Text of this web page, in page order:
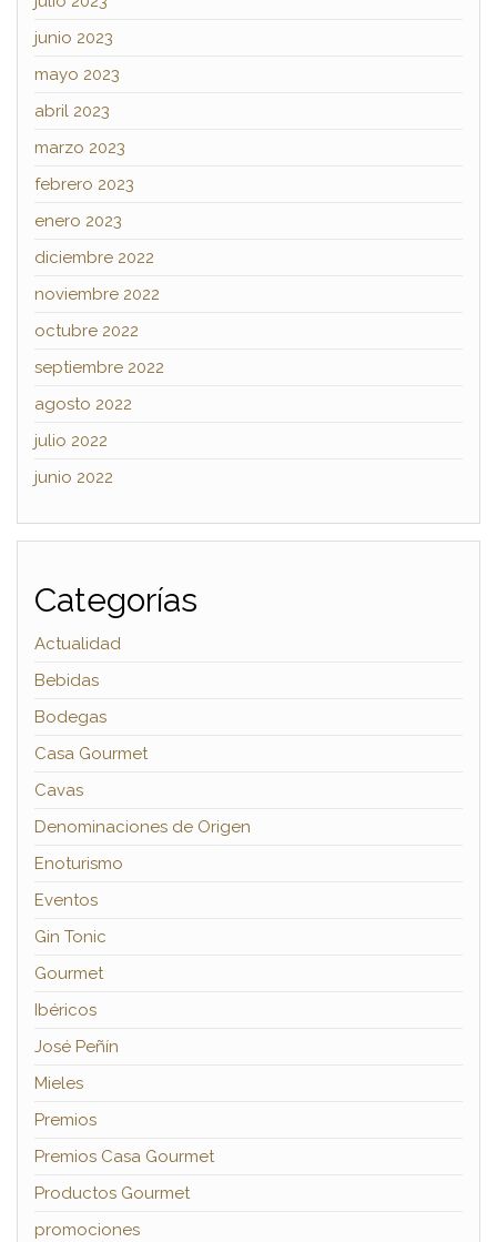
junio 2023
mayo 2023
abril 2023
marzo 2023
febrero 2023
enero 2023
diciembre 2022
noviembre 2022
octubre 2022
septiembre 2022
agosto 2022
julio 2022
junio 2022
Categorías
Actualidad
Bebidas
Bodegas
Casa Gourmet
Cavas
Denominaciones de Origen
Enoturismo
Eventos
Gin Tonic
Gourmet
Ibéricos
José Peñín
Mieles
Premios
Premios Casa Gourmet
Productos Gourmet
promociones